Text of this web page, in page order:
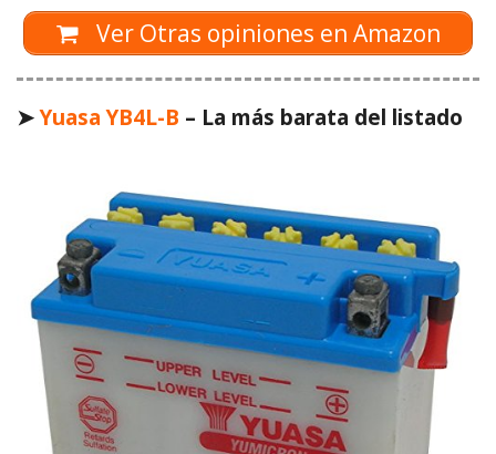
Ver Otras opiniones en Amazon
➤Yuasa YB4L-B – La más barata del listado